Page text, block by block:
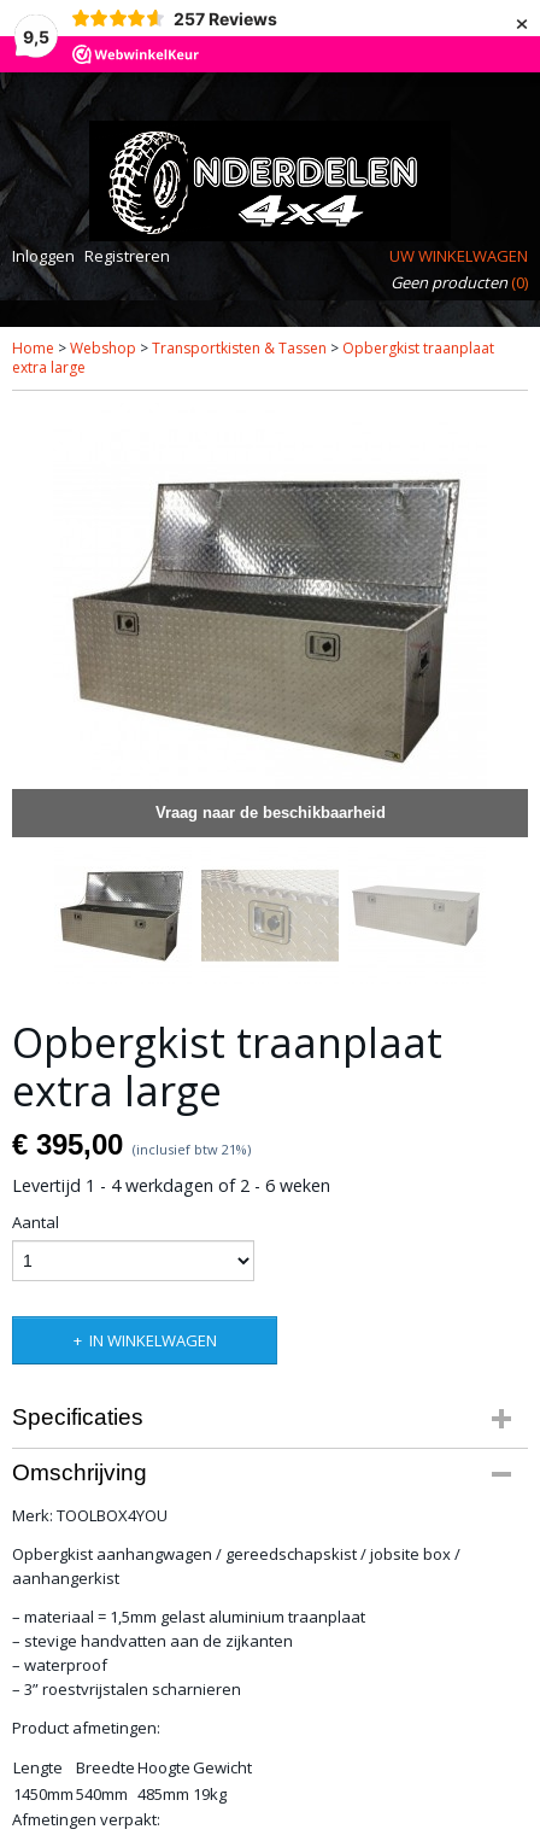
9,5
257 Reviews ×
Inloggen Registreren
UW WINKELWAGEN
Geen producten(0)
Home >Webshop >Transportkisten & Tassen > Opbergkist traanplaat
extra large
Vraag naar de beschikbaarheid
Opbergkist traanplaat
extra large
€ 395,00 (inclusief btw 21%)
Levertijd 1 - 4 werkdagen of 2 - 6 weken
Aantal
IN WINKELWAGEN
Specificaties
Bruto gewicht
8,00 Kg
Omschrijving
Merk: TOOLBOX4YOU
Opbergkist aanhangwagen / gereedschapskist / jobsite box /
aanhangerkist
– materiaal = 1,5mm gelast aluminium traanplaat
– stevige handvatten aan de zijkanten
– waterproof
– 3” roestvrijstalen scharnieren
Product afmetingen:
Lengte
BreedteHoogteGewicht
1450mm540mm 485mm 19kg
Afmetingen verpakt: